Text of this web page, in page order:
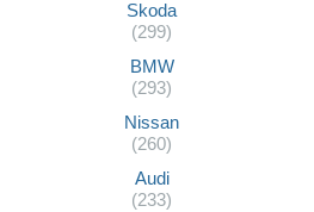
Skoda
(299)
BMW
(293)
Nissan
(260)
Audi
(233)